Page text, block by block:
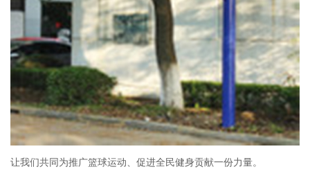
让我们共同为推广篮球运动、促进全民健身贡献一份力量。